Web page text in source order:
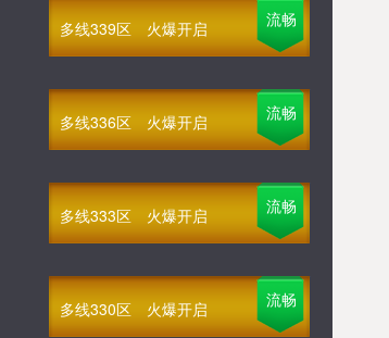
多线339区 火爆开启 流畅
多线336区 火爆开启 流畅
多线333区 火爆开启 流畅
多线330区 火爆开启 流畅